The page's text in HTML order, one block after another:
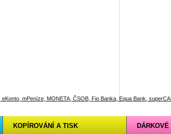
KOPÍROVÁNÍ A TISK